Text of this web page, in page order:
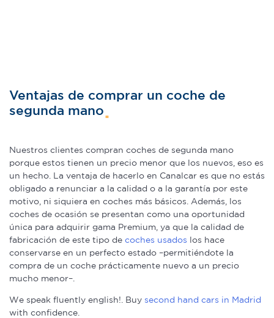
Ventajas de comprar un coche de
segunda mano
Nuestros clientes compran coches de segunda mano
porque estos tienen un precio menor que los nuevos, eso es
un hecho. La ventaja de hacerlo en Canalcar es que no estás
obligado a renunciar a la calidad o a la garantía por este
motivo, ni siquiera en coches más básicos. Además, los
coches de ocasión se presentan como una oportunidad
única para adquirir gama Premium, ya que la calidad de
fabricación de este tipo de coches usados los hace
conservarse en un perfecto estado –permitiéndote la
compra de un coche prácticamente nuevo a un precio
mucho menor–.
We speak fluently english!. Buy second hand cars in Madrid
with confidence.